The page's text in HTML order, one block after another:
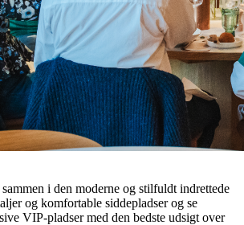
i den moderne og stilfuldt indrettede
og komfortable siddepladser og se
VIP-pladser med den bedste udsigt over